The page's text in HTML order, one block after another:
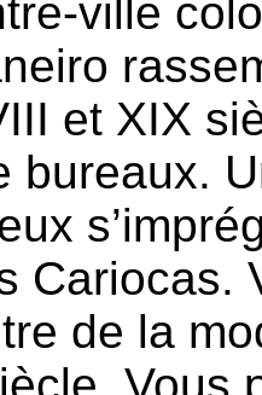
ville
et XIX
bureaux.
Cariocas.
de la
Vous